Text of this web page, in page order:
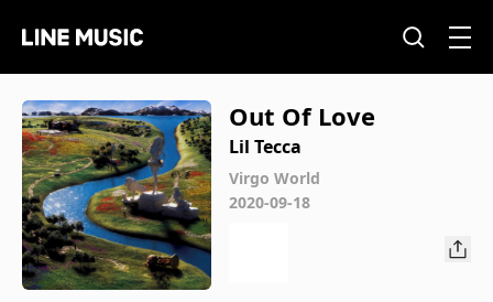
Out Of Love
Lil Tecca
Virgo World
2020-09-18